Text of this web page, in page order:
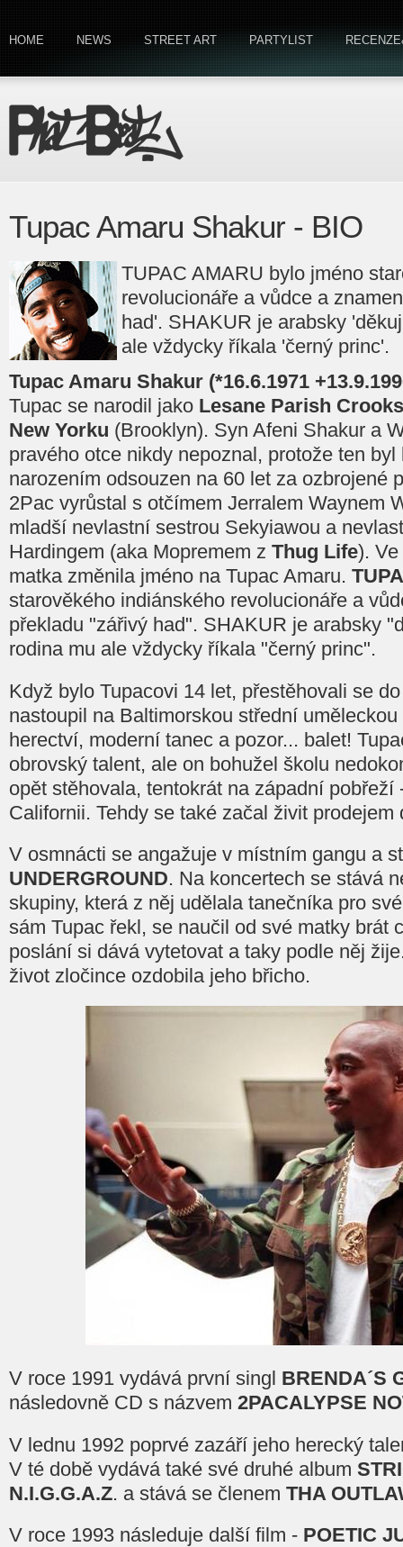
HOME NEWS STREET ART PARTYLIST
Tupac Amaru Shakur - BIO
TUPAC AMARU bylo jméno
revolucionáře a vůdce a
had'. SHAKUR je arabsky
ale vždycky říkala 'černý princ'.
Tupac Amaru Shakur (*16.6.1971
Tupac se narodil jako Lesane Parish
New Yorku (Brooklyn). Syn Afeni Shakur a
pravého otce nikdy nepoznal, protože ten
narozením odsouzen na 60 let za ozbrojené
2Pac vyrůstal s otčímem Jerralem Waynem
mladší nevlastní sestrou Sekyiawou a
Hardingem (aka Mopremem z Thug Life).
matka změnila jméno na Tupac Amaru.
starověkého indiánského revolucionáře a
překladu "zářivý had". SHAKUR je arabsky
rodina mu ale vždycky říkala "černý princ".
Když bylo Tupacovi 14 let, přestěhovali se
nastoupil na Baltimorskou střední
herectví, moderní tanec a pozor... balet!
obrovský talent, ale on bohužel školu
opět stěhovala, tentokrát na západní pobřeží
Californii. Tehdy se také začal živit prodejem
V osmnácti se angažuje v místním gangu a
UNDERGROUND. Na koncertech se stává
skupiny, která z něj udělala tanečníka pro
sám Tupac řekl, se naučil od své matky brát
poslání si dává vytetovat a taky podle něj
život zločince ozdobila jeho břicho.
V roce 1991 vydává první singl BRENDA´S
následovně CD s názvem 2PACALYPSE
V lednu 1992 poprvé zazáří jeho herecký
V té době vydává také své druhé album
N.I.G.G.A.Z. a stává se členem THA
V roce 1993 následuje další film - POETIC